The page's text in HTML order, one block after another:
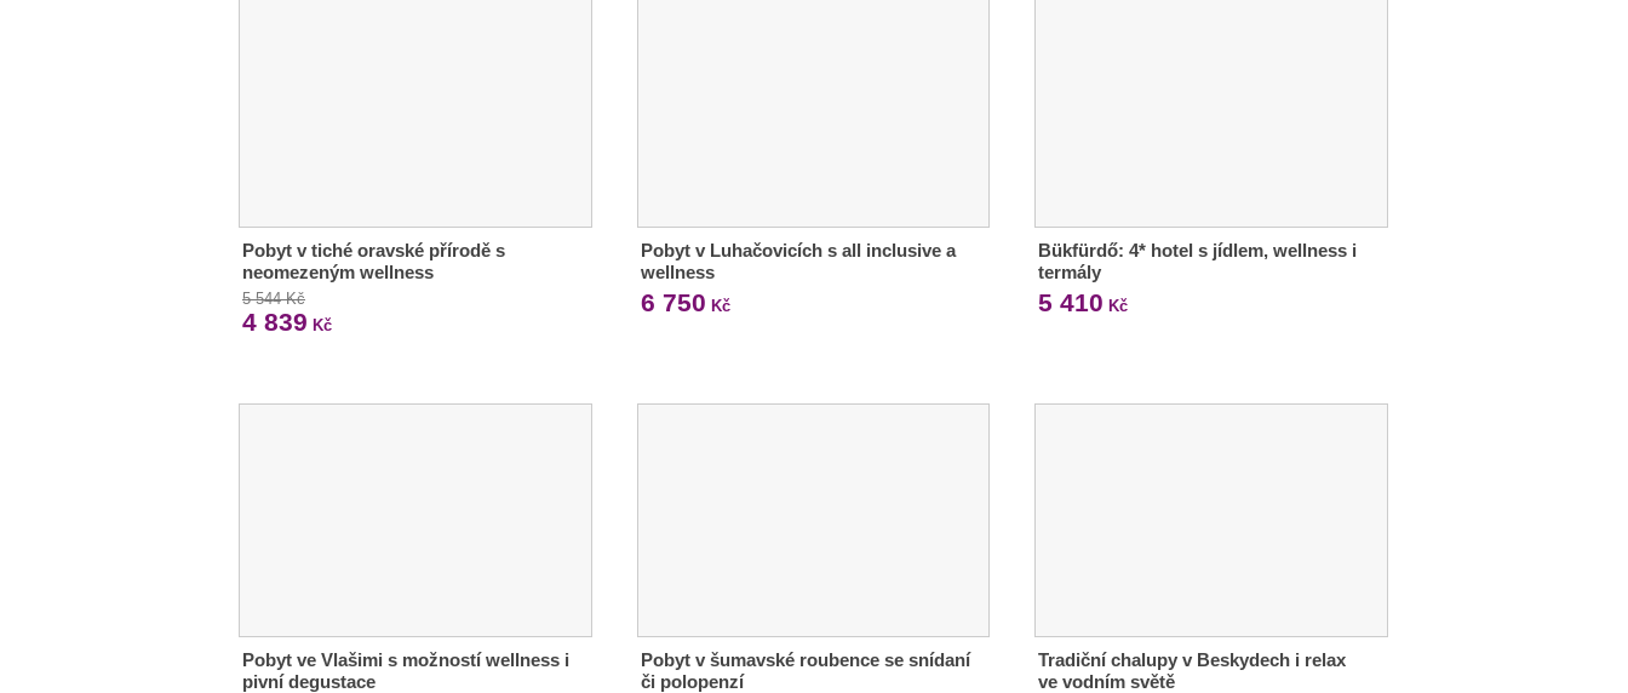
Pobyt v tiché oravské přírodě s
neomezeným wellness
5 544 Kč
4 839 Kč
Pobyt v Luhačovicích s all inclusive a
wellness
6 750 Kč
Bükfürdő: 4* hotel s jídlem, wellness i
termály
5 410 Kč
Pobyt ve Vlašimi s možností wellness i
pivní degustace
Pobyt v šumavské roubence se snídaní
či polopenzí
Tradiční chalupy v Beskydech i relax
ve vodním světě